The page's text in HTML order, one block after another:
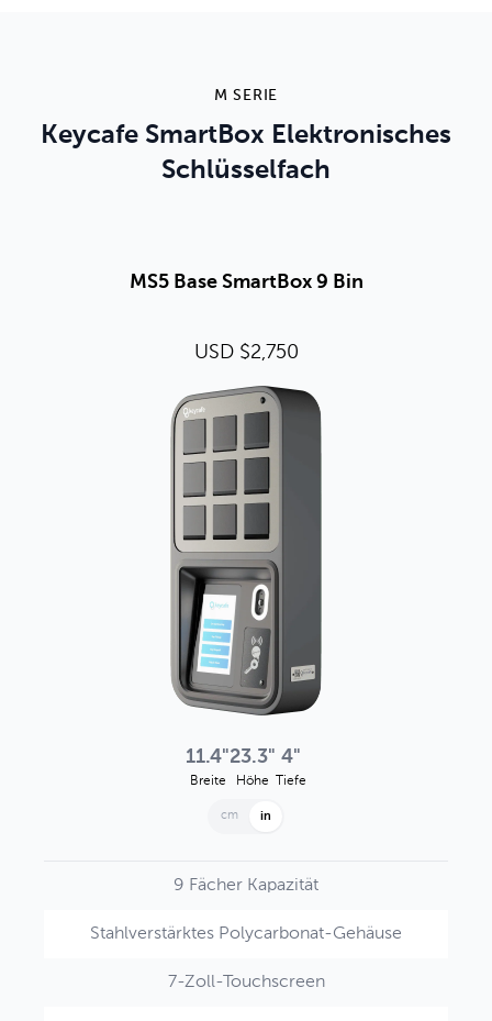
M SERIE
Keycafe SmartBox Elektronisches
Schlüsselfach
MS5 Base SmartBox 9 Bin
USD $2,750
11.4"
Breite
23.3"
Höhe
4"
Tiefe
cm in
9 Fächer Kapazität
Stahlverstärktes Polycarbonat-Gehäuse
7-Zoll-Touchscreen